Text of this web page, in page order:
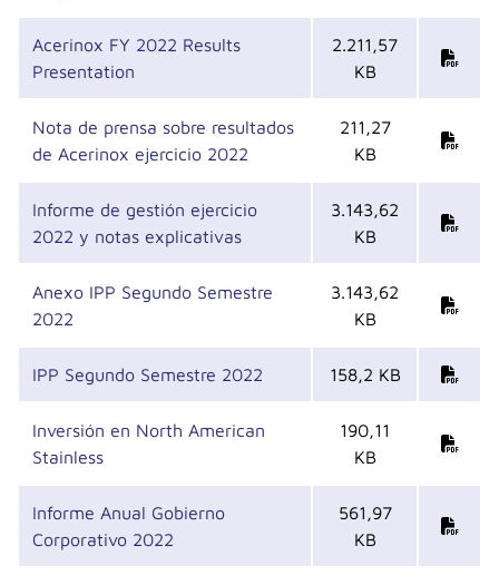
Acerinox FY 2022 Results
Presentation
2.211,57
KB
Nota de prensa sobre resultados
de Acerinox ejercicio 2022
211,27
KB
Informe de gestión ejercicio
2022 y notas explicativas
3.143,62
KB
Anexo IPP Segundo Semestre
2022
3.143,62
KB
IPP Segundo Semestre 2022 158,2 KB
Inversión en North American
Stainless
190,11
KB
Informe Anual Gobierno
Corporativo 2022
561,97
KB